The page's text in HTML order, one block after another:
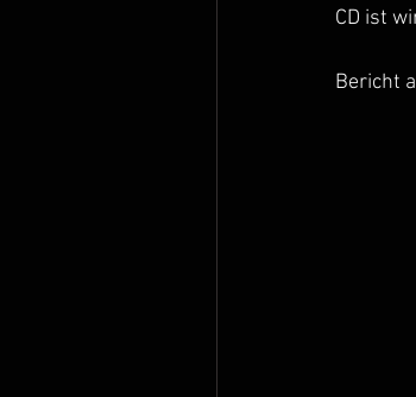
CD ist
Bericht